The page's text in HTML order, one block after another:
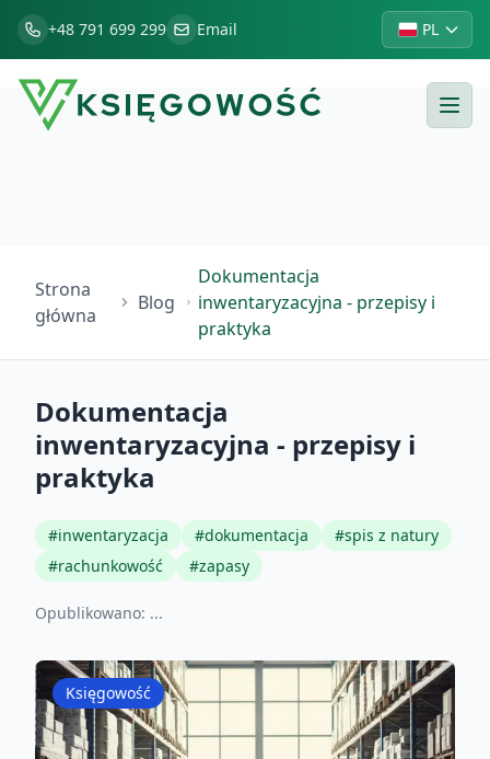
+48 791 699 299 Email PL
Strona
główna
Blog
Dokumentacja
inwentaryzacyjna - przepisy i
praktyka
Dokumentacja
inwentaryzacyjna - przepisy i
praktyka
#inwentaryzacja #dokumentacja #spis z natury
#rachunkowość #zapasy
Opublikowano: ...
Księgowość